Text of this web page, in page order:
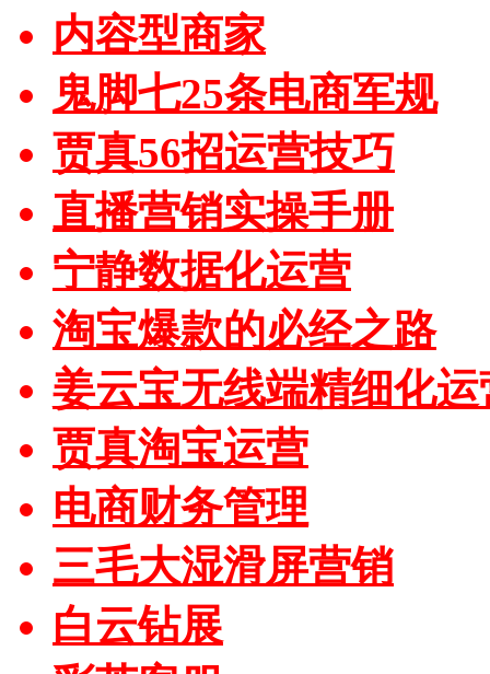
内容型商家
鬼脚七25条电商军规
贾真56招运营技巧
直播营销实操手册
宁静数据化运营
淘宝爆款的必经之路
姜云宝无线端精细化运
贾真淘宝运营
电商财务管理
三毛大湿滑屏营销
白云钻展